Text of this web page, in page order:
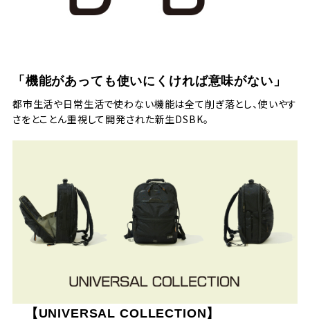
「機能があっても使いにくければ意味がない」
都市生活や日常生活で使わない機能は全て削ぎ落とし、使いやす
さをとことん重視して開発された新生DSBK。
【UNIVERSAL COLLECTION】